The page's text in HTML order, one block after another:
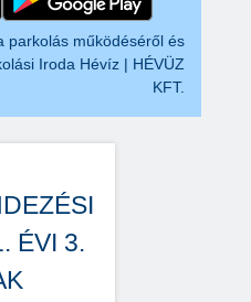
parkolás működéséről és
Iroda Hévíz | HÉVÜZ
KFT.
ÉVI 3.